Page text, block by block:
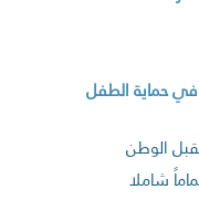
حماية الطفل
الوطن
شاملا